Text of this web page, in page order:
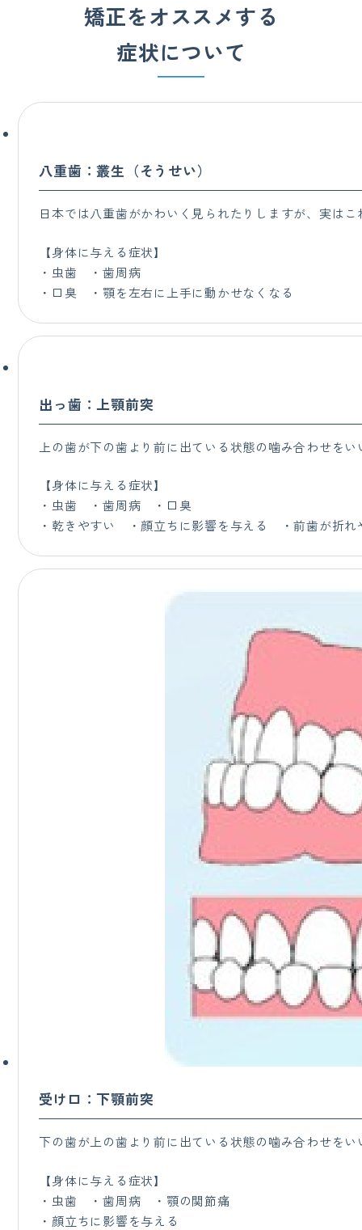
矯正をオススメする
症状について
八重歯：叢生（そうせい）
日本では八重歯がかわいく見られたりしますが、実は
【身体に与える症状】
・虫歯 ・歯周病
・口臭 ・顎を左右に上手に動かせなくなる
出っ歯：上顎前突
上の歯が下の歯より前に出ている状態の噛み合わせをい
【身体に与える症状】
・虫歯 ・歯周病 ・口臭
・乾きやすい ・顔立ちに影響を与える ・前歯が折れ
受け口：下顎前突
下の歯が上の歯より前に出ている状態の噛み合わせをい
【身体に与える症状】
・虫歯 ・歯周病 ・顎の関節痛
・顔立ちに影響を与える